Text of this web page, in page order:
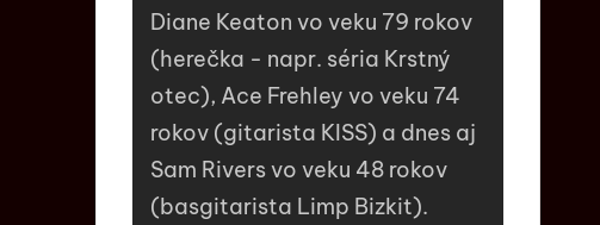
Diane Keaton vo veku 79 rokov
(herečka - napr. séria Krstný
otec), Ace Frehley vo veku 74
rokov (gitarista KISS) a dnes aj
Sam Rivers vo veku 48 rokov
(basgitarista Limp Bizkit).